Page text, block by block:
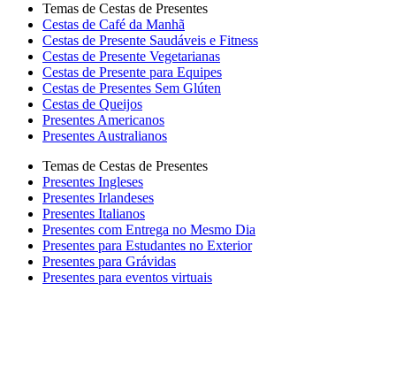
Temas de Cestas de Presentes
Cestas de Café da Manhã
Cestas de Presente Saudáveis e Fitness
Cestas de Presente Vegetarianas
Cestas de Presente para Equipes
Cestas de Presentes Sem Glúten
Cestas de Queijos
Presentes Americanos
Presentes Australianos
Temas de Cestas de Presentes
Presentes Ingleses
Presentes Irlandeses
Presentes Italianos
Presentes com Entrega no Mesmo Dia
Presentes para Estudantes no Exterior
Presentes para Grávidas
Presentes para eventos virtuais